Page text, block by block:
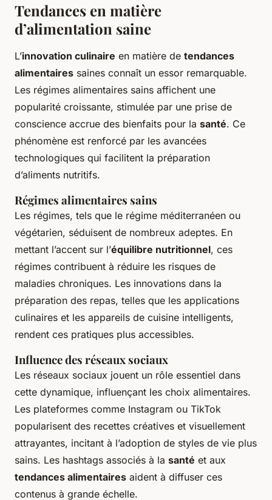
Tendances en matière
d’alimentation saine
L’innovation culinaire en matière de tendances
alimentaires saines connaît un essor remarquable.
Les régimes alimentaires sains affichent une
popularité croissante, stimulée par une prise de
conscience accrue des bienfaits pour la santé. Ce
phénomène est renforcé par les avancées
technologiques qui facilitent la préparation
d’aliments nutritifs.
Régimes alimentaires sains
Les régimes, tels que le régime méditerranéen ou
végétarien, séduisent de nombreux adeptes. En
mettant l’accent sur l’équilibre nutritionnel, ces
régimes contribuent à réduire les risques de
maladies chroniques. Les innovations dans la
préparation des repas, telles que les applications
culinaires et les appareils de cuisine intelligents,
rendent ces pratiques plus accessibles.
Influence des réseaux sociaux
Les réseaux sociaux jouent un rôle essentiel dans
cette dynamique, influençant les choix alimentaires.
Les plateformes comme Instagram ou TikTok
popularisent des recettes créatives et visuellement
attrayantes, incitant à l’adoption de styles de vie plus
sains. Les hashtags associés à la santé et aux
tendances alimentaires aident à diffuser ces
contenus à grande échelle.